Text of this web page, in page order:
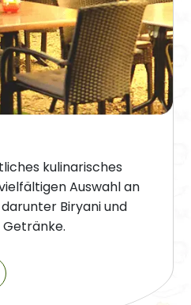
kulinarisches
Auswahl an
Biryani und